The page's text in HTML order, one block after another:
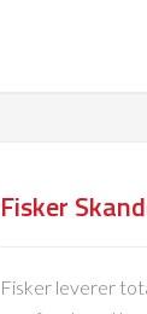
Fisker
Fisker leverer